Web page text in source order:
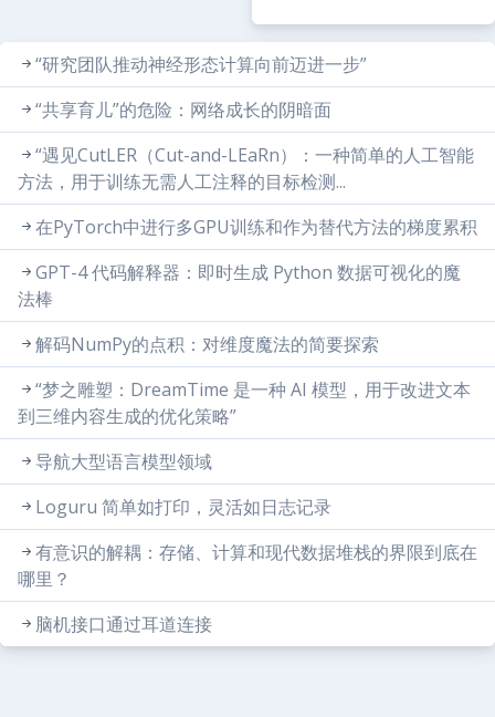
“研究团队推动神经形态计算向前迈进一步”
“共享育儿”的危险：网络成长的阴暗面
“遇见CutLER（Cut-and-LEaRn）：一种简单的人工智能
方法，用于训练无需人工注释的目标检测...
在PyTorch中进行多GPU训练和作为替代方法的梯度累积
GPT-4 代码解释器：即时生成 Python 数据可视化的魔
法棒
解码NumPy的点积：对维度魔法的简要探索
“梦之雕塑：DreamTime 是一种 AI 模型，用于改进文本
到三维内容生成的优化策略”
导航大型语言模型领域
Loguru 简单如打印，灵活如日志记录
有意识的解耦：存储、计算和现代数据堆栈的界限到底在
哪里？
脑机接口通过耳道连接